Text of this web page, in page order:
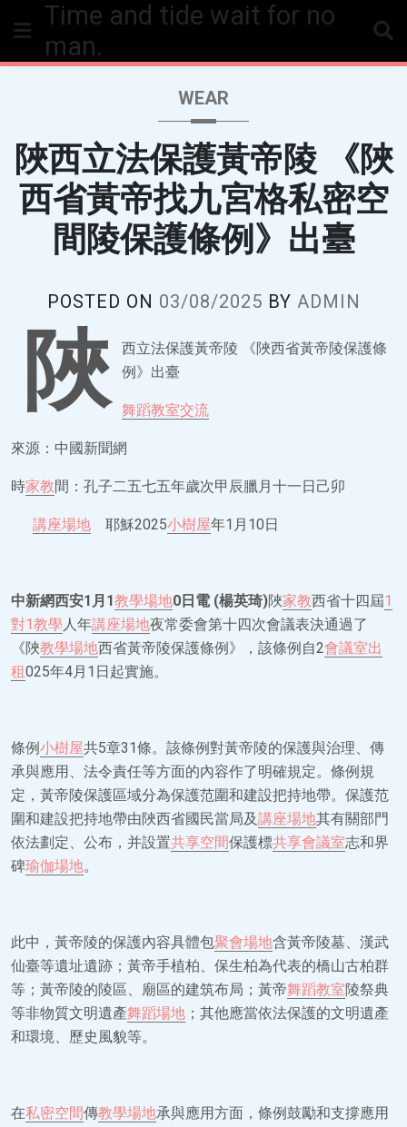
Time and tide wait for no
man.
WEAR
陜西立法保護黃帝陵 《陜
西省黃帝找九宮格私密空
間陵保護條例》出臺
POSTED ON 03/08/2025 BY ADMIN
陜
西立法保護黃帝陵 《陜西省黃帝陵保護條
例》出臺
舞蹈教室交流
來源：中國新聞網
時家教間：孔子二五七五年歲次甲辰臘月十一日己卯
講座場地 耶穌2025小樹屋年1月10日
中新網西安1月1教學場地0日電 (楊英琦)陜家教西省十四屆1
對1教學人年講座場地夜常委會第十四次會議表決通過了
《陜教學場地西省黃帝陵保護條例》，該條例自2會議室出
租025年4月1日起實施。
條例小樹屋共5章31條。該條例對黃帝陵的保護與治理、傳
承與應用、法令責任等方面的內容作了明確規定。條例規
定，黃帝陵保護區域分為保護范圍和建設把持地帶。保護范
圍和建設把持地帶由陜西省國民當局及講座場地其有關部門
依法劃定、公布，并設置共享空間保護標共享會議室志和界
碑瑜伽場地。
此中，黃帝陵的保護內容具體包聚會場地含黃帝陵墓、漢武
仙臺等遺址遺跡；黃帝手植柏、保生柏為代表的橋山古柏群
等；黃帝陵的陵區、廟區的建筑布局；黃帝舞蹈教室陵祭典
等非物質文明遺產舞蹈場地 ；其他應當依法保護的文明遺產
和環境、歷史風貌等。
在私密空間傳教學場地承與應用方面，條例鼓勵和支撐應用